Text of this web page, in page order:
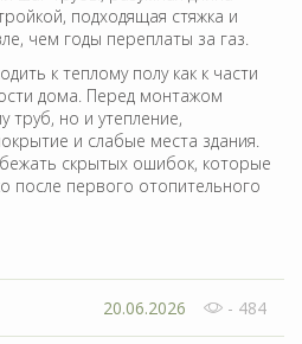
подходящая стяжка и
чем годы переплаты за газ.
к теплому полу как к части
дома. Перед монтажом
труб, но и утепление,
и слабые места здания.
скрытых ошибок, которые
после первого отопительного
20.06.2026 - 484